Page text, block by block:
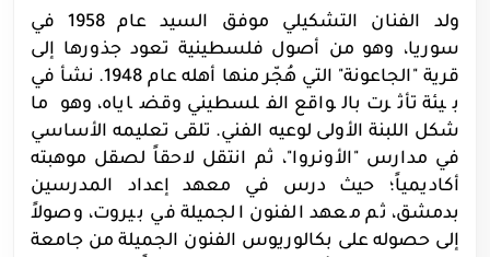
ولد الفنان التشكيلي موفق السيد عام 1958 في
سوريا، وهو من أصول فلسطينية تعود جذورها إلى
قرية "الجاعونة" التي هُجّر منها أهله عام 1948. نشأ في
بيئة تأثرت بالواقع الفلسطيني وقضاياه، وهو ما
شكل اللبنة الأولى لوعيه الفني. تلقى تعليمه الأساسي
في مدارس "الأونروا"، ثم انتقل لاحقاً لصقل موهبته
أكاديمياً؛ حيث درس في معهد إعداد المدرسين
بدمشق، ثم معهد الفنون الجميلة في بيروت، وصولاً
إلى حصوله على بكالوريوس الفنون الجميلة من جامعة